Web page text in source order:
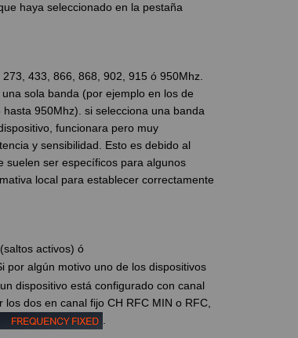
haya seleccionado en la pestaña
433, 866, 868, 902, 915 ó 950Mhz.
sola banda (por ejemplo en los de
950Mhz). si selecciona una banda
funcionara pero muy
y sensibilidad. Esto es debido al
suelen ser específicos para algunos
local para establecer correctamente
(saltos activos) ó
por algún motivo uno de los dispositivos
dispositivo está configurado con canal
dos en canal fijo CH RFC MIN o RFC,